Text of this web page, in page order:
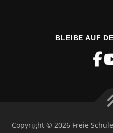
BLEIBE AUF
Copyright © 2026 Freie